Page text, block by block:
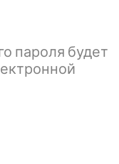
пароля будет